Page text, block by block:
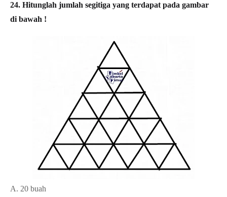
24. Hitunglah jumlah segitiga yang terdapat pada gambar
di bawah !
A. 20 buah